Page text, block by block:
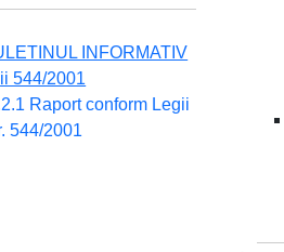
INFORMATIV
544/2001
Raport conform Legii
544/2001